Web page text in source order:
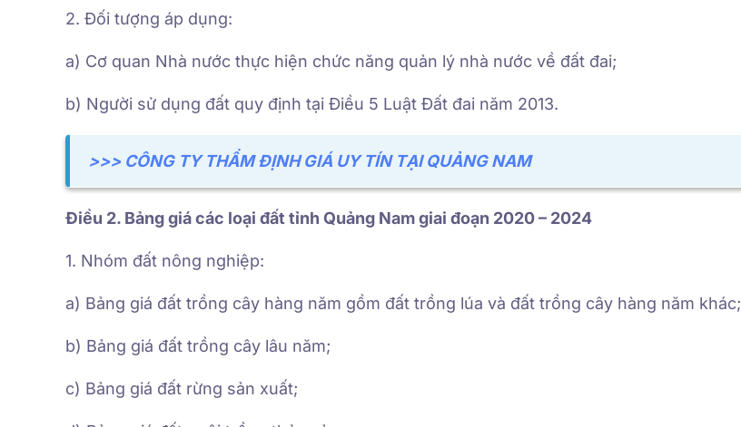
2. Đối tượng áp dụng:
a) Cơ quan Nhà nước thực hiện chức năng quản lý nhà nước về đất đai;
b) Người sử dụng đất quy định tại Điều 5 Luật Đất đai năm 2013.
>>> CÔNG TY THẨM ĐỊNH GIÁ UY TÍN TẠI QUẢNG NAM
Điều 2. Bảng giá các loại đất tỉnh Quảng Nam giai đoạn 2020 – 2024
1. Nhóm đất nông nghiệp:
a) Bảng giá đất trồng cây hàng năm gồm đất trồng lúa và đất trồng cây hàng năm khác;
b) Bảng giá đất trồng cây lâu năm;
c) Bảng giá đất rừng sản xuất;